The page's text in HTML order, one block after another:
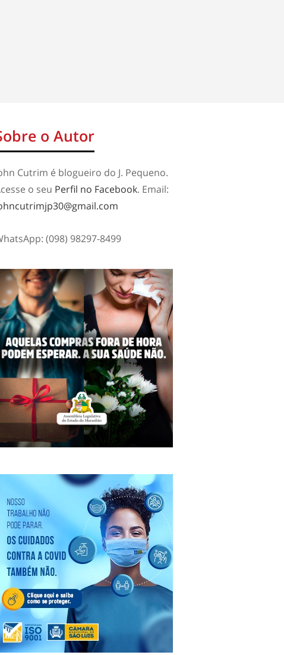
o Autor
Cutrim é blogueiro do J. Pequeno.
o seu Perfil no Facebook. Email:
(098) 98297-8499